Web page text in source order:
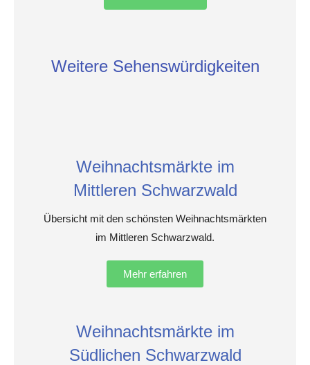
Weitere Sehenswürdigkeiten
Weihnachtsmärkte im
Mittleren Schwarzwald
Übersicht mit den schönsten Weihnachtsmärkten
im Mittleren Schwarzwald.
Mehr erfahren
Weihnachtsmärkte im
Südlichen Schwarzwald